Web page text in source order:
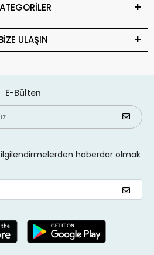
ULAŞIN
E-Bülten
haberdar olmak